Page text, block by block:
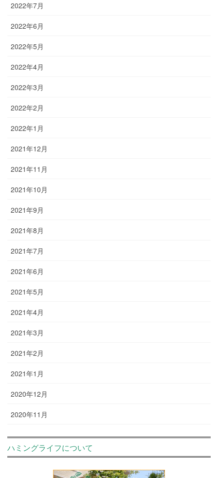
2022年7月
2022年6月
2022年5月
2022年4月
2022年3月
2022年2月
2022年1月
2021年12月
2021年11月
2021年10月
2021年9月
2021年8月
2021年7月
2021年6月
2021年5月
2021年4月
2021年3月
2021年2月
2021年1月
2020年12月
2020年11月
ハミングライフについて